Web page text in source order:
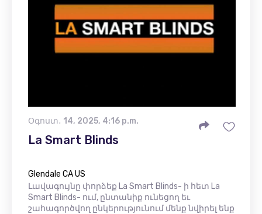
Օգոստ․ 14, 2025, 4:16 p.m.
La Smart Blinds
Glendale CA US
Լավագույնը փորձեք La Smart Blinds- ի հետ La
Smart Blinds- ում, ընտանիք ունեցող եւ
շահագործվող ընկերությունում մենք նվիրել ենք